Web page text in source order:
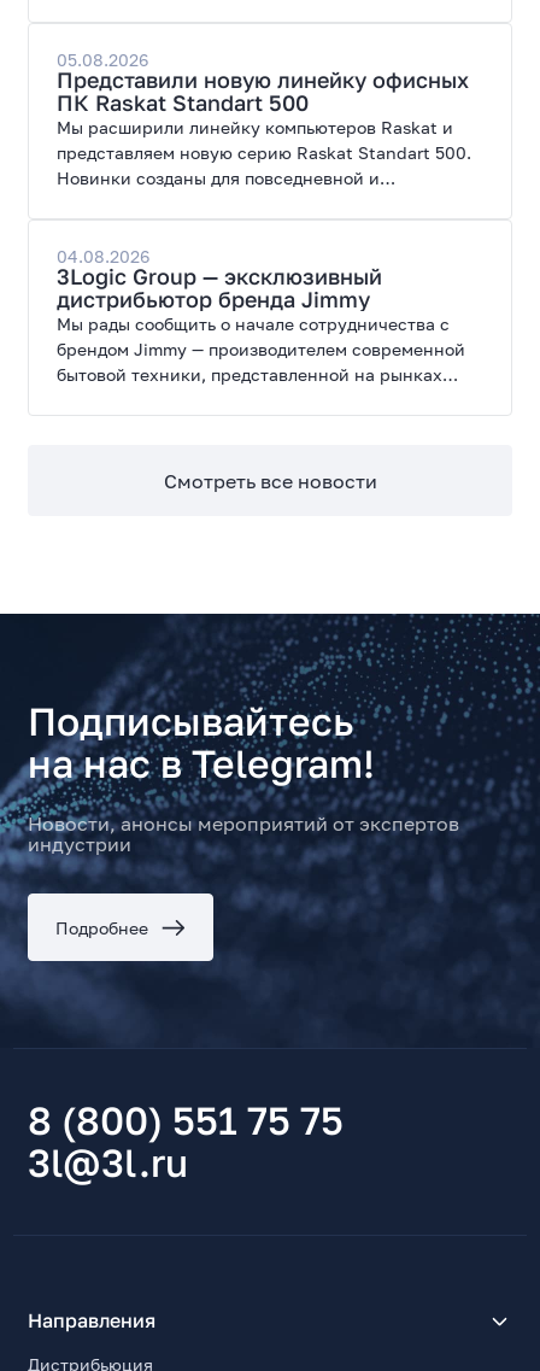
современных игр и работы с нейросетями.
05.08.2026
Представили новую линейку офисных
ПК Raskat Standart 500
Мы расширили линейку компьютеров Raskat и
представляем новую серию Raskat Standart 500.
Новинки созданы для повседневной и
широкие возможности модернизации.
04.08.2026
3Logic Group — эксклюзивный
дистрибьютор бренда Jimmy
Мы рады сообщить о начале сотрудничества с
брендом Jimmy — производителем современной
бытовой техники, представленной на рынках
Смотреть все новости
Подписывайтесь
на нас в Telegram!
Новости, анонсы мероприятий от экспертов
индустрии
Подробнее
8 (800) 551 75 75
3l@3l.ru
Направления
Дистрибьюция